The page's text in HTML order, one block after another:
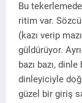
Bu
ritim var.
(kazı verip
güldürüyor.
bazı bazı,
dinleyiciyle
güzel bir giriş